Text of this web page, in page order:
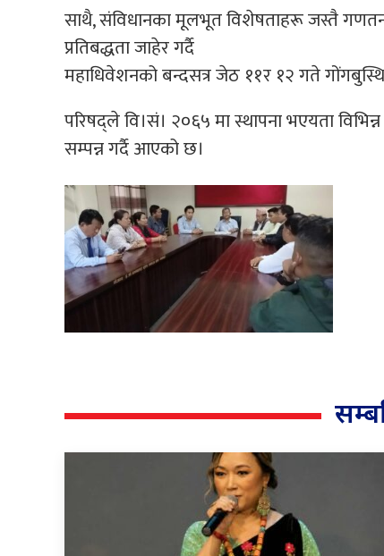
साथै, संविधानका मूलभूत विशेषताहरू जस्तै
प्रतिबद्धता जाहेर गर्दै
महाधिवेशनको बन्दसत्र जेठ ११र १२ गते
परिषद्ले वि।सं। २०६५ मा स्थापना भएयता
सम्पन्न गर्दै आएको छ।